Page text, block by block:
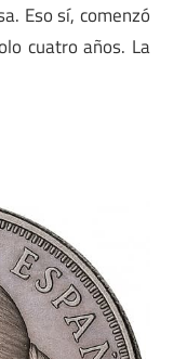
Eso sí, comenzó
cuatro años. La